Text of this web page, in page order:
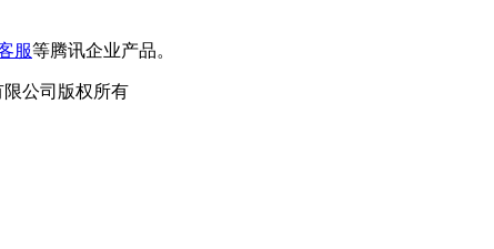
服等腾讯企业产品。
限公司版权所有